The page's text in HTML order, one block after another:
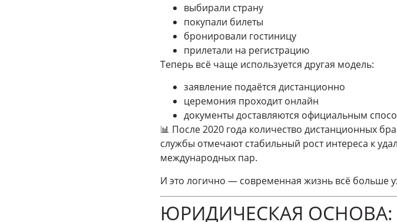
выбирали страну
покупали билеты
бронировали гостиницу
прилетали на регистрацию
Теперь всё чаще используется другая модель:
заявление подаётся дистанционно
церемония проходит онлайн
документы доставляются официальным
📊 После 2020 года количество дистанционных
службы отмечают стабильный рост интереса к
международных пар.
И это логично — современная жизнь всё больше
ЮРИДИЧЕСКАЯ